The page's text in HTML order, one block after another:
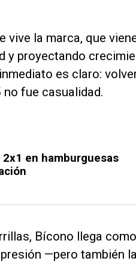
vive la marca, que
y proyectando
es claro:
fue casualidad.
en hamburguesas
Bícono llega
—pero también la